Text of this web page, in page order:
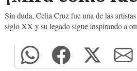
Sin duda, Celia Cruz fue una de las
siglo XX y su legado sigue inspirando a